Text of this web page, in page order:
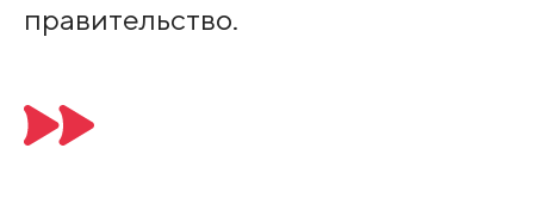
правительство.